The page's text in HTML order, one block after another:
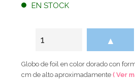
EN STOCK
▲
Globo de foil en color dorado con
cm de alto aproximadamente( Ver